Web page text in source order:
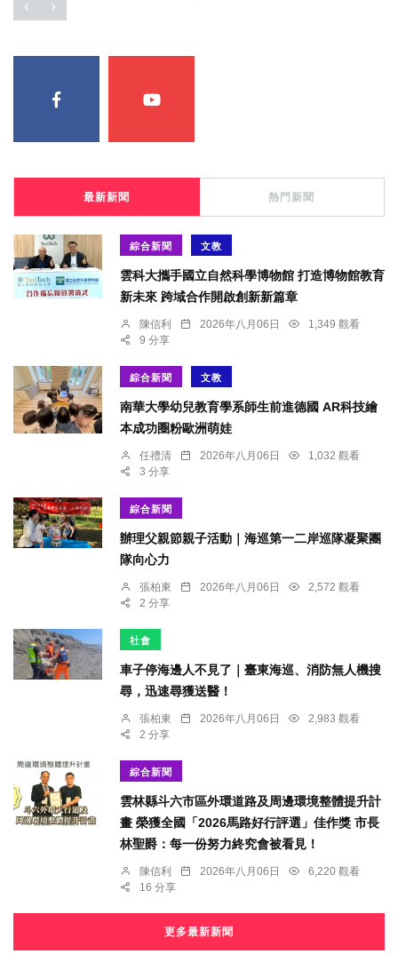
最新新聞 熱門新聞
綜合新聞 文教
雲科大攜手國立自然科學博物館 打造博物館教育
新未來 跨域合作開啟創新新篇章
陳信利 2026年八月06日
1,349 觀看
9 分享
綜合新聞 文教
南華大學幼兒教育學系師生前進德國 AR科技繪
本成功圈粉歐洲萌娃
任禮清 2026年八月06日
1,032 觀看
3 分享
綜合新聞
辦理父親節親子活動｜海巡第一二岸巡隊凝聚團
隊向心力
張柏東 2026年八月06日
2,572 觀看
2 分享
社會
車子停海邊人不見了｜臺東海巡、消防無人機搜
尋，迅速尋獲送醫！
張柏東 2026年八月06日
2,983 觀看
2 分享
綜合新聞
雲林縣斗六市區外環道路及周邊環境整體提升計
畫 榮獲全國「2026馬路好行評選」佳作獎 市長
林聖爵：每一份努力終究會被看見！
陳信利 2026年八月06日
6,220 觀看
16 分享
更多最新新聞